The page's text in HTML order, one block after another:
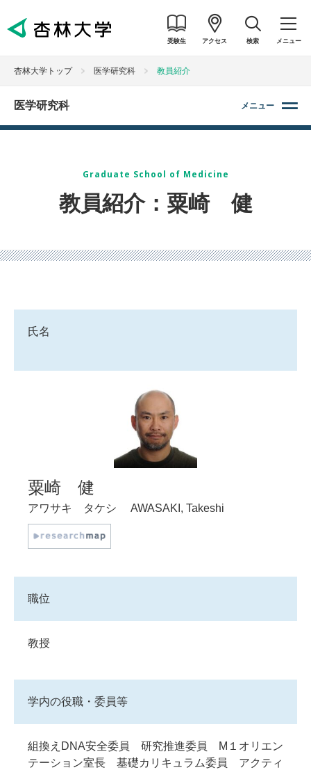
受験生 アクセス 検索 メニュー
杏林大学トップ 医学研究科 教員紹介
医学研究科 メニュー
Graduate School of Medicine
教員紹介：粟崎 健
氏名
粟崎 健
アワサキ タケシ AWASAKI, Takeshi
職位
教授
学内の役職・委員等
組換えDNA安全委員 研究推進委員 M１オリエン
テーション室長 基礎カリキュラム委員 アクティ